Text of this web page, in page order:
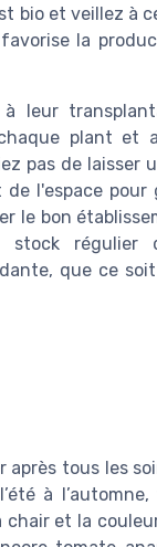
bio et veillez à
la
leur
plant et
pas de laisser
l'espace pour
le bon
stock régulier
que ce
tous les
à
et la